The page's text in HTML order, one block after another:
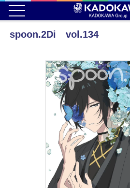
spoon.2Di vol.134